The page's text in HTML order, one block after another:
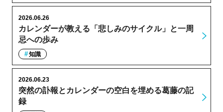
カレンダーが教える「悲しみのサイクル」と一周
忌への歩み
2026.06.26
知識
突然の訃報とカレンダーの空白を埋める葛藤の記
録
2026.06.23